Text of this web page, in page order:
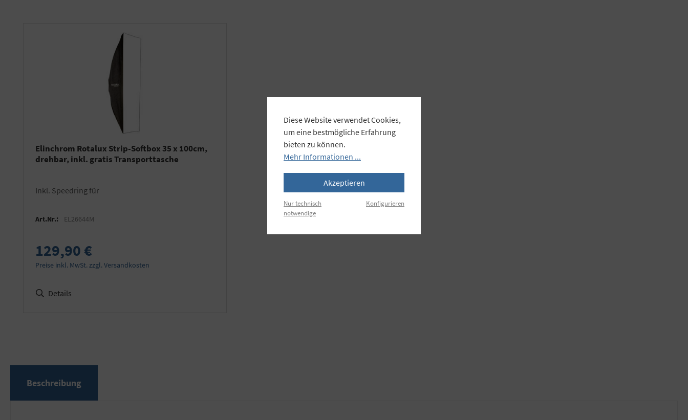
Elinchrom Rotalux Strip-Softbox 35 x 100cm,
drehbar, inkl. gratis Transporttasche
inkl. Speedring für
Art.Nr.: EL26644M
129,90 €
Preise inkl. MwSt. zzgl. Versandkosten
Details
Beschreibung
Diese Website verwendet Cookies,
um eine bestmögliche Erfahrung
bieten zu können.
Mehr Informationen ...
Akzeptieren
Nur technisch
notwendige
Konfigurieren